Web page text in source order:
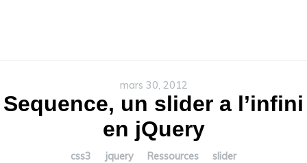
mars 30, 2012
Sequence, un slider a l’infini
en jQuery
css3 jquery Ressources slider